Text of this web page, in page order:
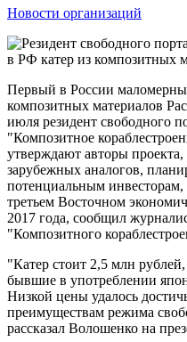
Новости организаций
Первый в России
композитных материалов
июля резидент свободного
"Композитное
утверждают авторы проекта,
зарубежных аналогов,
потенциальным
третьем Восточном
2017 года, сообщил
"Композитного
"Катер стоит 2,5 млн
бывшие в употреблении
Низкой цены удалось
преимуществам режима
рассказал Волошенко на